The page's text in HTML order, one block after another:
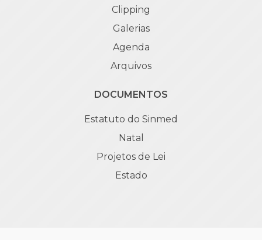
Clipping
Galerias
Agenda
Arquivos
DOCUMENTOS
Estatuto do Sinmed
Natal
Projetos de Lei
Estado